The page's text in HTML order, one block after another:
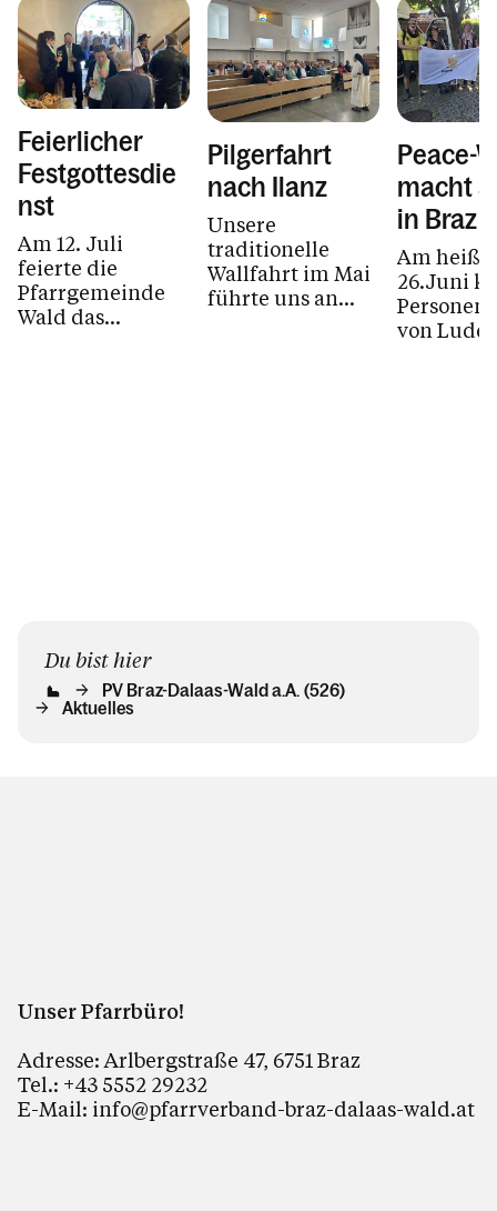
Feierlicher
Festgottesdie
nst
Am 12. Juli
feierte die
Pfarrgemeinde
Wald das
Pilgerfahrt
nach Ilanz
Unsere
traditionelle
Wallfahrt im Mai
führte uns an
Peace-
macht
in Braz
Am
26.Juni
Personen
von
Du bist hier
PV Braz-Dalaas-Wald a.A. (526)
Aktuelles
Unser Pfarrbüro!
Adresse: Arlbergstraße 47, 6751 Braz
Tel.: +43 5552 29232
E-Mail: info@pfarrverband-braz-dalaas-wald.at